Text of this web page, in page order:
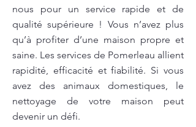
nous pour un service rapide et de
qualité supérieure ! Vous n’avez plus
qu’à profiter d’une maison propre et
saine. Les services de Pomerleau allient
rapidité, efficacité et fiabilité. Si vous
avez des animaux domestiques, le
nettoyage de votre maison peut
devenir un défi.